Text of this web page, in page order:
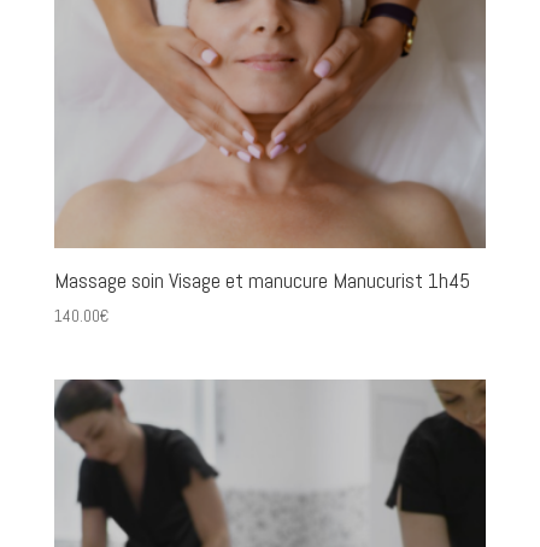
Massage soin Visage et manucure Manucurist 1h45
140.00€